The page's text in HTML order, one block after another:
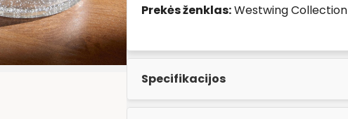
Prekės ženklas:Westwing Collection
Specifikacijos